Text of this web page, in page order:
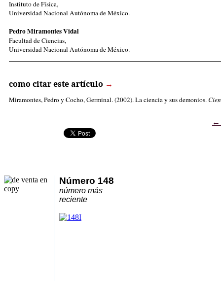
Instituto de Física,
Universidad Nacional Autónoma de México.
Pedro Miramontes Vidal
Facultad de Ciencias,
Universidad Nacional Autónoma de México.
como citar este artículo →
Miramontes, Pedroy Cocho, Germinal. (2002). La ciencia y sus demonios.
Número 148
número más
reciente